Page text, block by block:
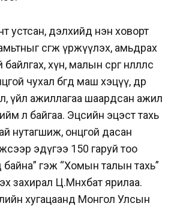
устсан, дэлхийд нэн ховорт
өсгөж үржүүлэх, амьдрах
хүн, малын сөрөг нөлөөллөөс
чухал бөгөөд маш хэцүү, өдөр
үйл ажиллагаа шаардсан ажил
л байгаа. Эцсийн эцэст тахь
нутагшиж, онцгой дасан
эдүгээ 150 гаруй тоо
гэж “Хомын талын тахь”
захирал Ц.Мөнхбат ярилаа.
хугацаанд Монгол Улсын